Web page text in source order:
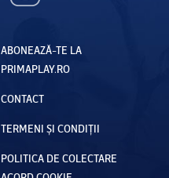
ABONEAZĂ-TE LA
PRIMAPLAY.RO
CONTACT
TERMENI ȘI CONDIȚII
POLITICA DE COLECTARE